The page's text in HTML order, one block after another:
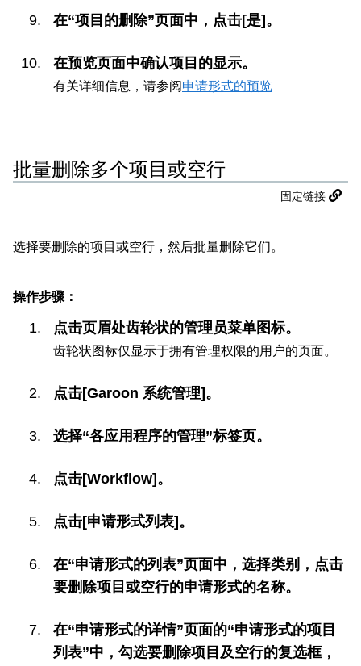
在“项目的删除”页面中，点击[是]。
在预览页面中确认项目的显示。
有关详细信息，请参阅申请形式的预览
批量删除多个项目或空行
固定链接
选择要删除的项目或空行，然后批量删除它们。
操作步骤：
点击页眉处齿轮状的管理员菜单图标。
齿轮状图标仅显示于拥有管理权限的用户的页面。
点击[Garoon 系统管理]。
选择“各应用程序的管理”标签页。
点击[Workflow]。
点击[申请形式列表]。
在“申请形式的列表”页面中，选择类别，点击
要删除项目或空行的申请形式的名称。
在“申请形式的详情”页面的“申请形式的项目
列表”中，勾选要删除项目及空行的复选框，